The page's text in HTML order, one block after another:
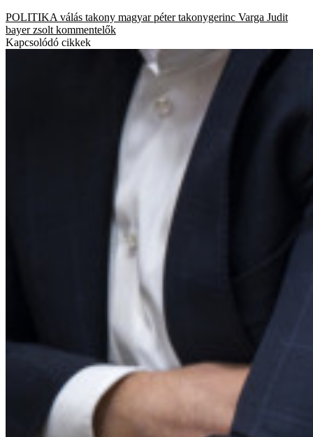
POLITIKA válás takony magyar péter takonygerinc Varga Judit
bayer zsolt kommentelők
Kapcsolódó cikkek